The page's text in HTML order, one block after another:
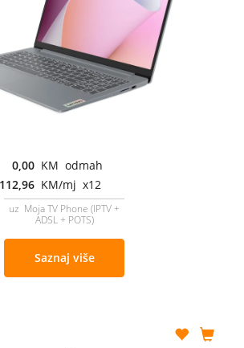
0,00 KM odmah
112,96 KM/mj x12
uz Moja TV Phone (IPTV +
ADSL + POTS)
Saznaj više